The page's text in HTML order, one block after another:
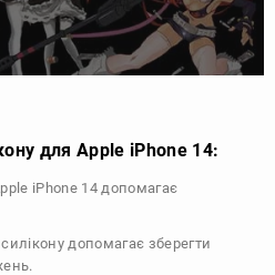
для Apple iPhone 14:
iPhone 14 допомагає
допомагає зберегти